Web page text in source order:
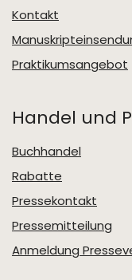
Kontakt
Praktikumsangebot
Handel und
Buchhandel
Rabatte
Pressekontakt
Pressemitteilung
Anmeldung